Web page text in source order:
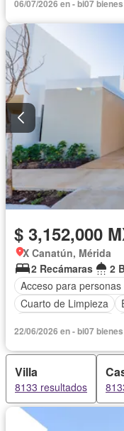
Cisterna
Cuarto de
Electricidad
Jardín
Sala
Zonas verdes
06/07/2026 en - bi07
$ 3,152,000
X Canatún, Mérida
2 Recámaras
2
Acceso para
Cuarto de Limpieza
22/06/2026 en - bi07
Villa
8133 resultados